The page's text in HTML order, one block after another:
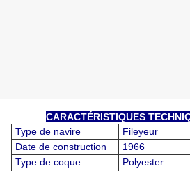
CARACTÉRISTIQUES
Type de navire
Fileyeur
Date de construction
1966
Type de coque
Polyester